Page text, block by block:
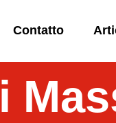
Contatto